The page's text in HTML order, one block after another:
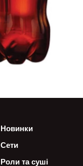
Новинки
Сети
Роли та суші